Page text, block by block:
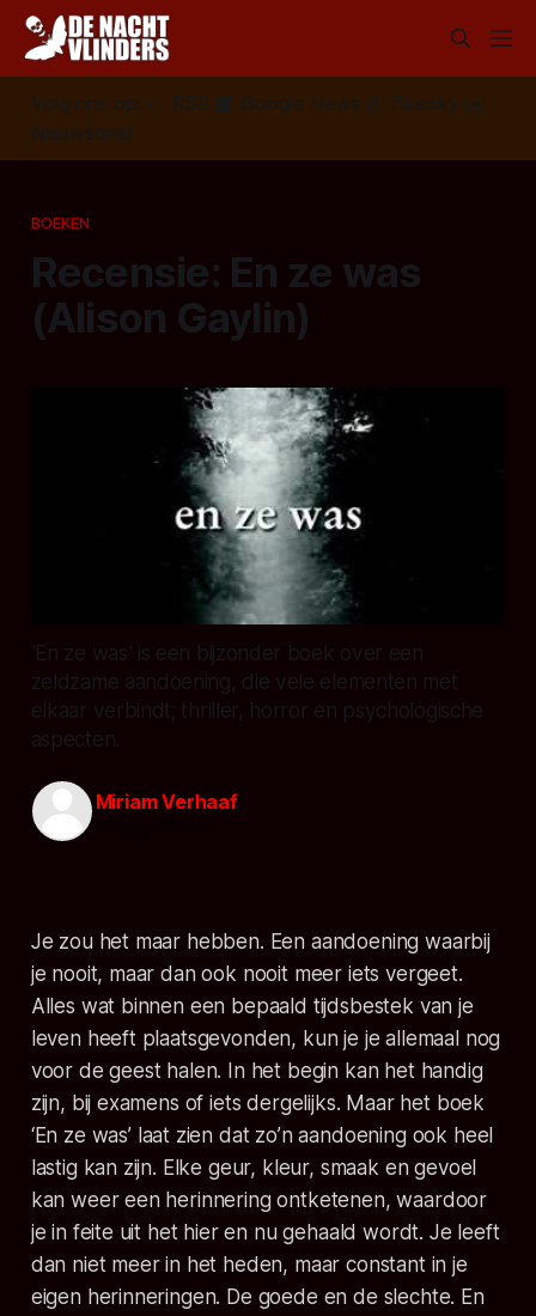
Volg ons op: 📣 RSS 📰 Google News 🦋 Bluesky
✉️
Nieuwsbrief
BOEKEN
Recensie: En ze was
(Alison Gaylin)
'En ze was' is een bijzonder boek over een
zeldzame aandoening, die vele elementen met
elkaar verbindt; thriller, horror en psychologische
aspecten.
Miriam Verhaaf
Je zou het maar hebben. Een aandoening waarbij
je nooit, maar dan ook nooit meer iets vergeet.
Alles wat binnen een bepaald tijdsbestek van je
leven heeft plaatsgevonden, kun je je allemaal nog
voor de geest halen. In het begin kan het handig
zijn, bij examens of iets dergelijks. Maar het boek
‘En ze was’laat zien dat zo’n aandoening ook heel
lastig kan zijn. Elke geur, kleur, smaak en gevoel
kan weer een herinnering ontketenen, waardoor
je in feite uit het hier en nu gehaald wordt. Je leeft
dan niet meer in het heden, maar constant in je
eigen herinneringen. De goede en de slechte. En